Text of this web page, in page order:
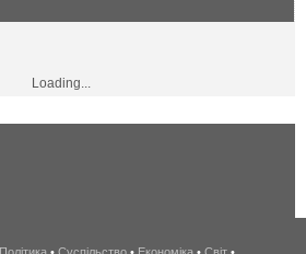
Loading...